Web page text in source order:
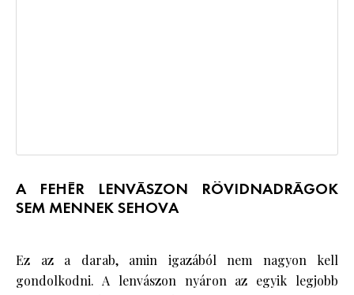
A FEHÉR LENVÁSZON RÖVIDNADRÁGOK
SEM MENNEK SEHOVA
Ez az a darab, amin igazából nem nagyon kell
gondolkodni. A lenvászon nyáron az egyik legjobb